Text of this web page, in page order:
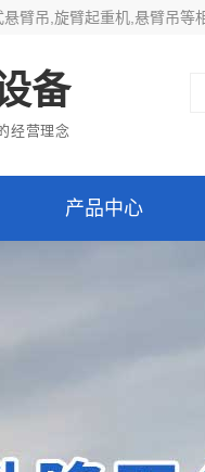
悬臂吊 ,旋臂起重机,悬臂吊等
备
经营理念
产品中心